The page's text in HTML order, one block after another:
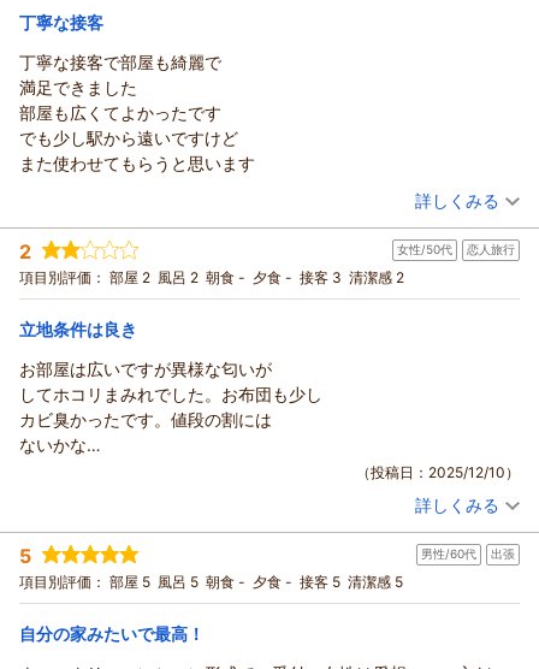
宿泊価格帯：
ウィークリーアポイントからの返信
ann様
この度は当館をご利用いただき、誠にありがとうございます。
滞在中快適にお過ごしいただけたとのことで、私たちもとても
嬉しく思います。
また、価格や立地、清潔さについてご評価いただき光栄です。
ann様のまたのお越しを心よりお待ちしております。
（返信日：2026/05/12）
丁寧な接客
丁寧な接客で部屋も綺麗で
満足できました
部屋も広くてよかったです
でも少し駅から遠いですけど
また使わせてもらうと思います
（投稿日：2026/02/23）
宿泊時期： 2026年02月宿泊 (恋人旅行)
投稿者： Southさん
宿泊プラン： チェックイン21:00まで限定【禁煙】★セミダブル2名様までプ
ラン★
セミダブル 食事なし
宿泊価格帯： 4,001～5,000円(大人一人あたり/税込)
ウィークリーアポイントからの返信
South様
接客や室内の清潔感・広さを評価していただきありがとうござ
います。
広島駅より徒歩7分前後ですが、広島市内中心部に向かう最寄り
のバス停などのご案内も可能でございますので、お気軽にお尋
ねください。
またのご利用を心よりお待ちしております。
（返信日：2026/05/12）
詳しくみる
2 女性/50代 恋人旅行
項目別評価： 部屋 2 風呂 2 朝食 - 夕食 - 接客 3 清潔感 2
立地条件は良き
お部屋は広いですが異様な匂いが
してホコリまみれでした。お布団も少し
カビ臭かったです。値段の割には
ないかな…
（投稿日：2025/12/10）
投稿者： ラブクララさん(女性/50代)
宿泊プラン： チェックイン21:00まで限定【禁煙】★セミダブル2名様までプ
ラン★
セミダブル 食事なし
宿泊価格帯： 12,001～13,000円(大人一人あたり/税込)
詳しくみる
5 男性/60代 出張
項目別評価： 部屋 5 風呂 5 朝食 - 夕食 - 接客 5 清潔感 5
自分の家みたいで最高！